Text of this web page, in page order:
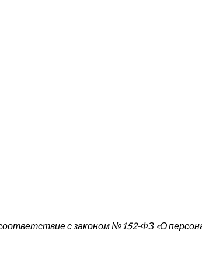
с законом №152-ФЗ «О